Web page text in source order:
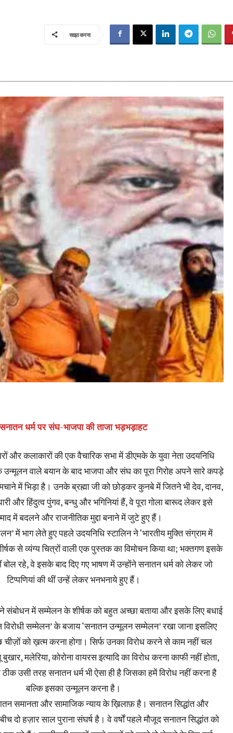
साझा करना
सनातन धर्म पर संघ-भाजपा की ताजा भड़भड़ाहट
और कलाकारों की एक वैचारिक सभा में डीएमके के युवा नेता उदयनिधि
वाले बयान के बाद भाजपा और संघ का पूरा गिरोह अपने सारे कपड़े
में भिड़ा है। उनके ब्रह्मा जी को छोड़कर कुनबे में जितने भी देव, दानव,
और हिंदुत्व पुंगव, बन्धु और भगिनियां हैं, वे पूरा गोला बारूद लेकर इसे
में बदलने और राजनीतिक मुद्दा बनाने में जुटे हुए हैं।
में भाग लेते हुए पहले उदयनिधि स्टालिन ने ‘भारतीय मुक्ति संग्राम में
से व्यंग्य चित्रों वाली एक पुस्तक का विमोचन किया था; भक्तगण इसके
बोल रहे, वे इसके बाद दिए गए भाषण में उन्होंने सनातन धर्म को लेकर जो
टिप्पणियां की थीं उन्हें लेकर भनभनाये हुए हैं।
संबोधन में सम्मेलन के शीर्षक को बहुत अच्छा बताया और इसके लिए बधाई
सम्मेलन’ के बजाय ‘सनातन उन्मूलन सम्मेलन’ रखा जाना इसलिए
को ख़त्म करना होगा। सिर्फ उनका विरोध करने से काम नहीं चल
मलेरिया, कोरोना वायरस इत्यादि का विरोध करना काफी नहीं होता,
उसी तरह सनातन धर्म भी ऐसा ही है जिसका हमें विरोध नहीं करना है
बल्कि इसका उन्मूलन करना है।
समानता और सामाजिक न्याय के ख़िलाफ़ है। सनातन सिद्धांत और
दो हज़ार साल पुराना संघर्ष है। वे वर्षों पहले मौजूद सनातन सिद्धांत को